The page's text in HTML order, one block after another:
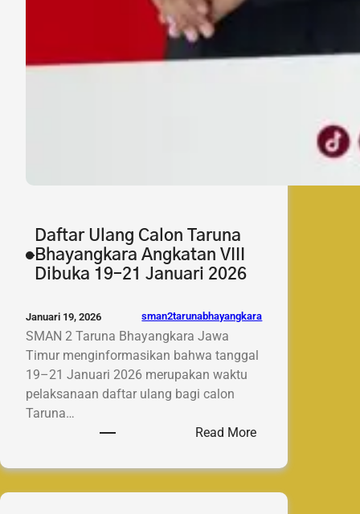
Daftar Ulang Calon Taruna
Bhayangkara Angkatan VIII
Dibuka 19–21 Januari 2026
Januari 19, 2026 sman2tarunabhayangkara
SMAN 2 Taruna Bhayangkara Jawa
Timur menginformasikan bahwa tanggal
19–21 Januari 2026 merupakan waktu
pelaksanaan daftar ulang bagi calon
Taruna…
Read More:
Ulang
Calon